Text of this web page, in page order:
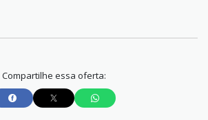
Compartilhe essa oferta: